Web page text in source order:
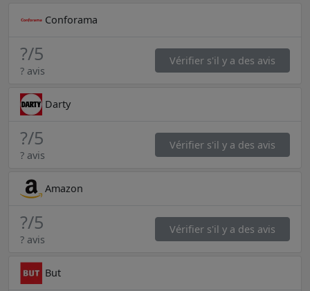
Conforama
?/5
? avis
Vérifier s'il y a des avis
Darty
?/5
? avis
Vérifier s'il y a des avis
Amazon
?/5
? avis
Vérifier s'il y a des avis
But